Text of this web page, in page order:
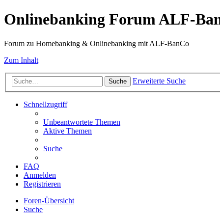
Onlinebanking Forum ALF-
Forum zu Homebanking & Onlinebanking mit ALF-BanCo
Zum Inhalt
Suche Erweiterte Suche
Schnellzugriff
Unbeantwortete Themen
Aktive Themen
Suche
FAQ
Anmelden
Registrieren
Foren-Übersicht
Suche